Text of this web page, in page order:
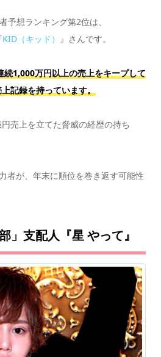
予想ランキング第2位は、
KID（キッド） 』さんです。
1,000万円以上の売上をキープして
記録を持っています。
売上を立てた脅威の経歴の持ち
者が、年末に順位を巻き返す可能性
」支配人『星 やって』